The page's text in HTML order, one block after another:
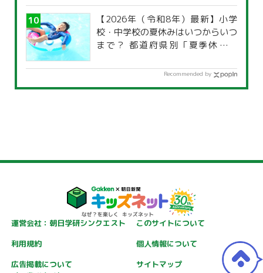
【2026年（令和8年）最新】小学
校・中学校の夏休みはいつからいつ
まで？ 都道府県別「夏季休暇一
Recommended by
運営会社：朝日学研シンクエスト
このサイトについて
利用規約
個人情報について
広告掲載について
サイトマップ